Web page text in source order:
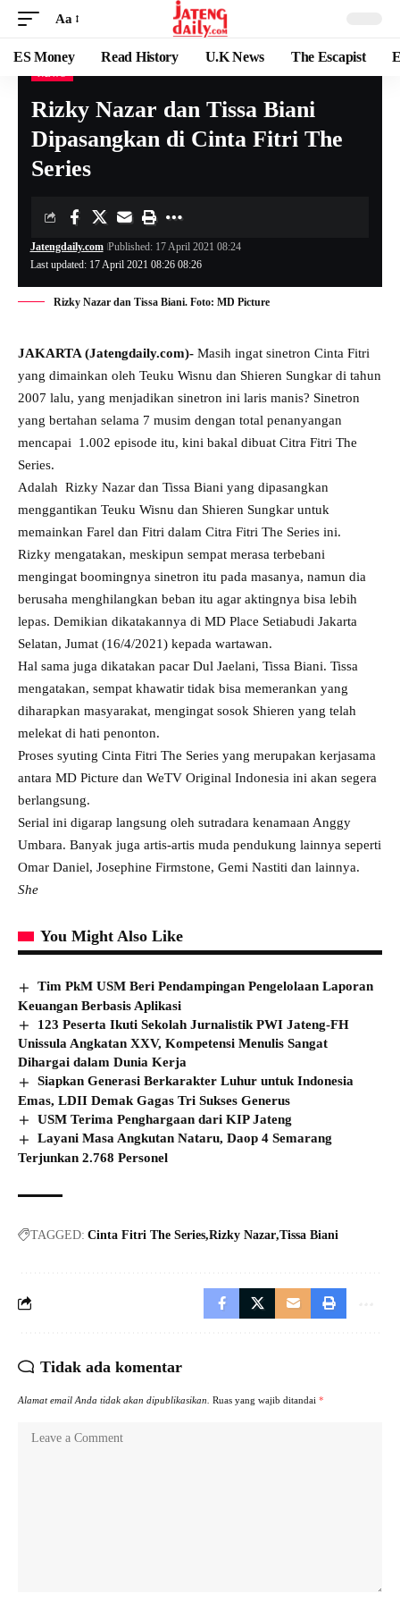
Aa
ES Money Read History U.K News The Escapist
Rizky Nazar dan Tissa Biani
Dipasangkan di Cinta Fitri The
Series
Last updated: 17 April 2021 08:26 08:26
Jatengdaily.com Published: 17 April 2021 08:24
Rizky Nazar dan Tissa Biani. Foto: MD Picture
JAKARTA (Jatengdaily.com)- Masih ingat sinetron Cinta Fitri
yang dimainkan oleh Teuku Wisnu dan Shieren Sungkar di tahun
2007 lalu, yang menjadikan sinetron ini laris manis? Sinetron
yang bertahan selama 7 musim dengan total penanyangan
mencapai 1.002 episode itu, kini bakal dibuat Citra Fitri The
Series.
Adalah Rizky Nazar dan Tissa Biani yang dipasangkan
menggantikan Teuku Wisnu dan Shieren Sungkar untuk
memainkan Farel dan Fitri dalam Citra Fitri The Series ini.
Rizky mengatakan, meskipun sempat merasa terbebani
mengingat boomingnya sinetron itu pada masanya, namun dia
berusaha menghilangkan beban itu agar aktingnya bisa lebih
lepas. Demikian dikatakannya di MD Place Setiabudi Jakarta
Selatan, Jumat (16/4/2021) kepada wartawan.
Hal sama juga dikatakan pacar Dul Jaelani, Tissa Biani. Tissa
mengatakan, sempat khawatir tidak bisa memerankan yang
diharapkan masyarakat, mengingat sosok Shieren yang telah
melekat di hati penonton.
Proses syuting Cinta Fitri The Series yang merupakan kerjasama
antara MD Picture dan WeTV Original Indonesia ini akan segera
berlangsung.
Serial ini digarap langsung oleh sutradara kenamaan Anggy
Umbara. Banyak juga artis-artis muda pendukung lainnya seperti
Omar Daniel, Josephine Firmstone, Gemi Nastiti dan lainnya.
She
You Might Also Like
Tim PkM USM Beri Pendampingan Pengelolaan Laporan
Keuangan Berbasis Aplikasi
123 Peserta Ikuti Sekolah Jurnalistik PWI Jateng-FH
Unissula Angkatan XXV, Kompetensi Menulis Sangat
Dihargai dalam Dunia Kerja
Siapkan Generasi Berkarakter Luhur untuk Indonesia
Emas, LDII Demak Gagas Tri Sukses Generus
USM Terima Penghargaan dari KIP Jateng
Layani Masa Angkutan Nataru, Daop 4 Semarang
Terjunkan 2.768 Personel
TAGGED: Cinta Fitri The Series Rizky Nazar Tissa Biani
Tidak ada komentar
Alamat email Anda tidak akan dipublikasikan. Ruas yang wajib ditandai *